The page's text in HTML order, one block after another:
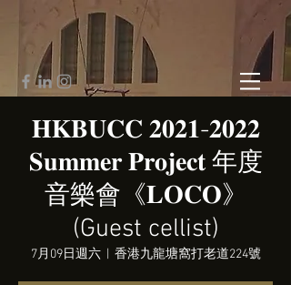
𝐇𝐊𝐁𝐔𝐂𝐂 𝟐𝟎𝟐𝟏-𝟐𝟎𝟐𝟐
𝐒𝐮𝐦𝐦𝐞𝐫 𝐏𝐫𝐨𝐣𝐞𝐜𝐭 年度
音樂會《𝐋𝐎𝐂𝐎》
(Guest cellist)
7月09日週六
  |
香港九龍塘窩打老道224號